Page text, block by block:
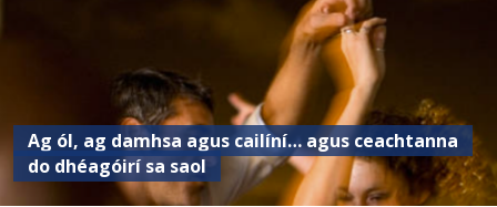
Ag ól, ag damhsa agus cailíní… agus ceachtanna
do dhéagóirí sa saol